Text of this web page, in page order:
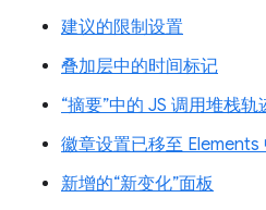
建议的限制设置
叠加层中的时间标记
“摘要”中的 JS 调用堆栈轨
徽章设置已移至 Elements
新增的“新变化”面板